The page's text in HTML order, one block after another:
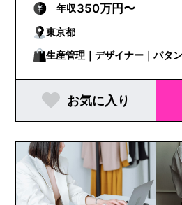
ビューティー
年収350万円〜
東京都
生産管理｜デザイナー｜パタ
お気に入り